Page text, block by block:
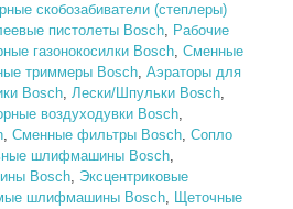
скобозабиватели (степлеры)
пистолеты Bosch, Рабочие
газонокосилки Bosch, Сменные
триммеры Bosch, Аэраторы для
Bosch, Лески/Шпульки Bosch,
воздуходувки Bosch,
, Сменные фильтры Bosch, Сопло
шлифмашины Bosch,
Bosch, Эксцентриковые
шлифмашины Bosch, Щеточные